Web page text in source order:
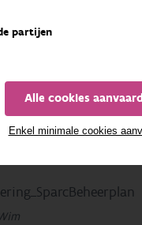
partijen
Alle cookies
Enkel minimale cookies
& RESULTATEN